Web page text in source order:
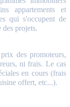
appartements et
qui s'occupent de
des projets.
des promoteurs,
ni frais. Le cas
en cours (frais
offert, etc...).